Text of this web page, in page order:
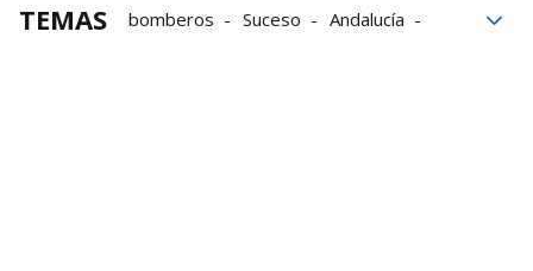
TEMAS bomberos Suceso
Andalucía